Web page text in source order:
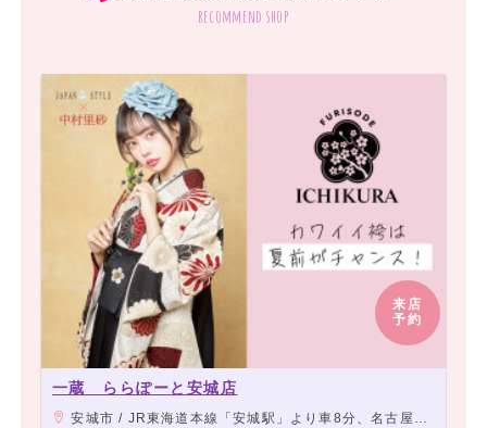
recommend shop
来店
予約
一蔵 ららぽーと安城店
安城市 / JR東海道本線「安城駅」より車8分、名古屋鉄道西尾線「北安城駅」より車7分